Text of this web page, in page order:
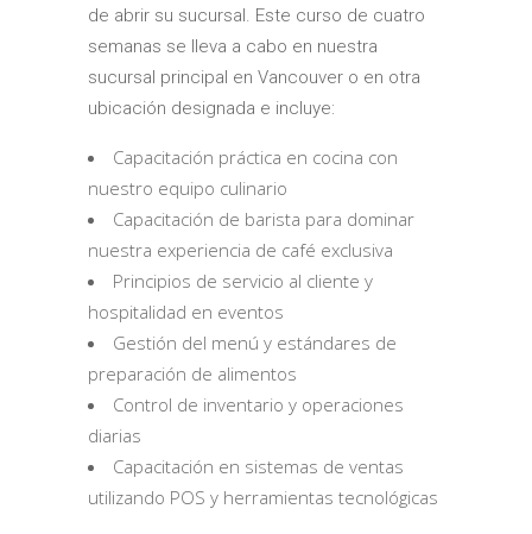
de abrir su sucursal. Este curso de cuatro
semanas se lleva a cabo en nuestra
sucursal principal en Vancouver o en otra
ubicación designada e incluye:
Capacitación práctica en cocina con
nuestro equipo culinario
Capacitación de barista para dominar
nuestra experiencia de café exclusiva
Principios de servicio al cliente y
hospitalidad en eventos
Gestión del menú y estándares de
preparación de alimentos
Control de inventario y operaciones
diarias
Capacitación en sistemas de ventas
utilizando POS y herramientas tecnológicas